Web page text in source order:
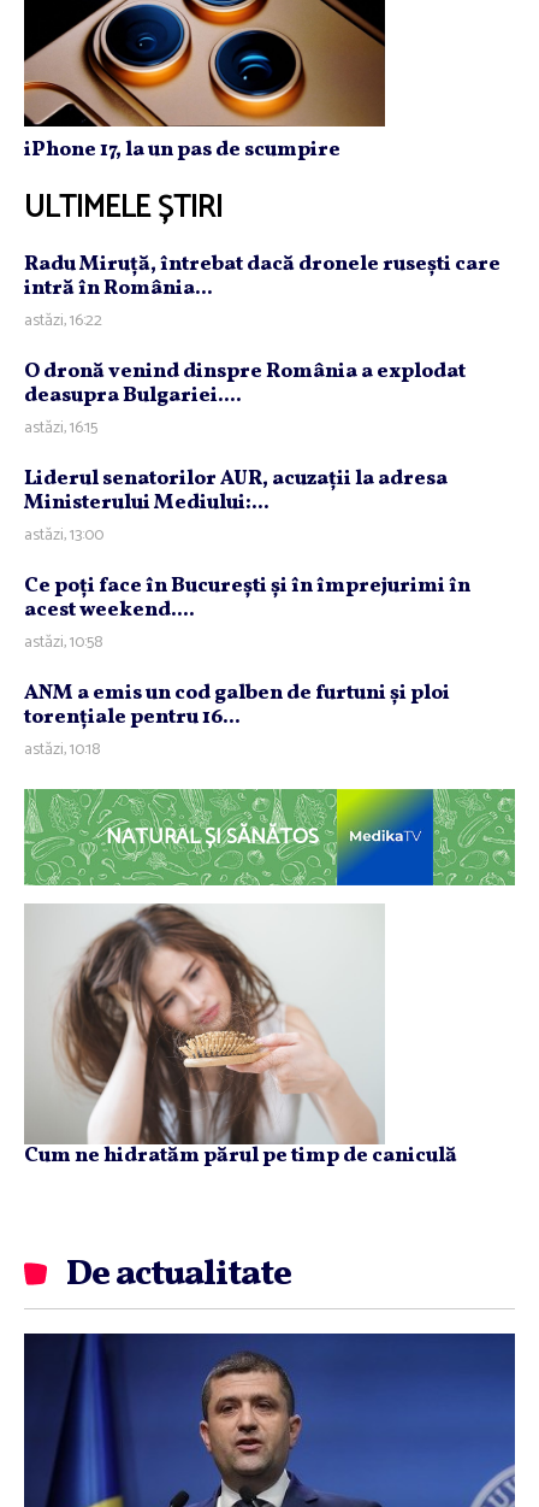
iPhone 17, la un pas de scumpire
ULTIMELE ȘTIRI
Radu Miruţă, întrebat dacă dronele ruseşti care
intră în România...
astăzi, 16:22
O dronă venind dinspre România a explodat
deasupra Bulgariei....
astăzi, 16:15
Liderul senatorilor AUR, acuzaţii la adresa
Ministerului Mediului:...
astăzi, 13:00
Ce poţi face în Bucureşti şi în împrejurimi în
acest weekend....
astăzi, 10:58
ANM a emis un cod galben de furtuni şi ploi
torenţiale pentru 16...
astăzi, 10:18
NATURAL ȘI SĂNĂTOS
Cum ne hidratăm părul pe timp de caniculă
De actualitate